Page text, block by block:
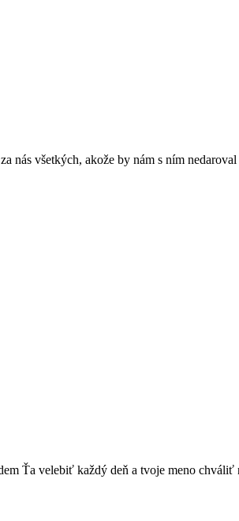
nás všetkých, akože by nám s ním
Ťa velebiť každý deň a tvoje meno chváliť